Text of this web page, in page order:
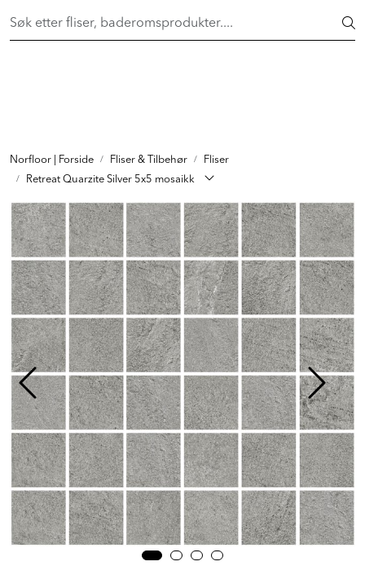
FAST LAVPRIS på en rekke fliser og baderomsprodukter. Shop
Norfloor | Forside Fliser & Tilbehør
Fliser
Retreat Quarzite Silver 5x5 mosaikk
INTERIØR
INSPIRASJON
Lenker
Butikker
Proff
Prosjekt
Still et spørsmål
Favoritter (0)